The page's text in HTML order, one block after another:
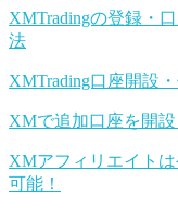
XMTradingの登録・
法
XMTrading口座開設
XMで追加口座を開
XMアフィリエイト
可能！